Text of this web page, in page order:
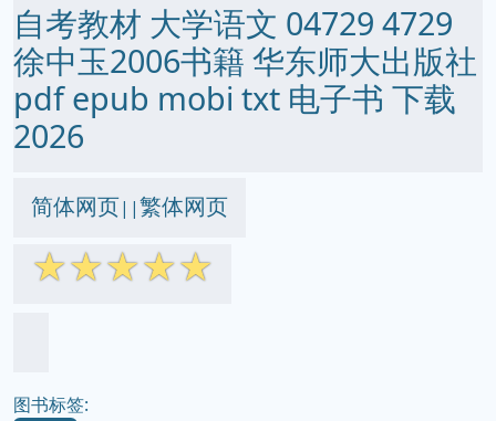
自考教材 大学语文 04729 4729
徐中玉2006书籍 华东师大出版社
pdf epub mobi txt 电子书 下载
2026
简体网页||繁体网页
☆☆☆☆☆
图书标签: